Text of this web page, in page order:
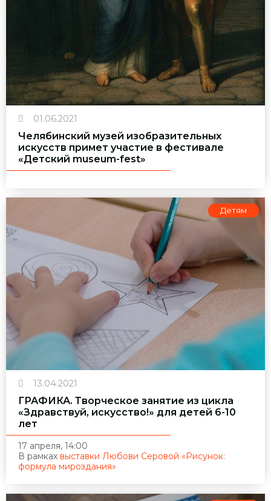
01.06.2021
Челябинский музей изобразительных
искусств примет участие в фестивале
«Детский museum-fest»
Детям
13.04.2021
ГРАФИКА. Творческое занятие из цикла
«Здравствуй, искусство!» для детей 6-10
лет
17 апреля, 14:00
В рамках выставки Любови Серовой «Рисунок:
формула мироздания»